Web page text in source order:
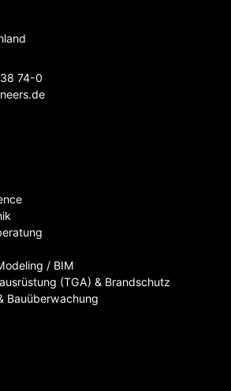
74-0
de
/ BIM
(TGA) & Brandschutz
Bauüberwachung